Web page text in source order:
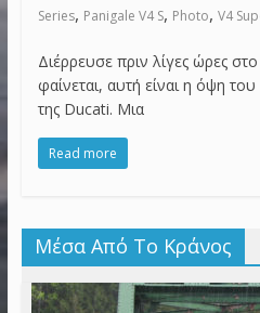
Series, Panigale V4 S, Photo, V4
Διέρρευσε πριν λίγες ώρες
φαίνεται, αυτή είναι η όψη
της Ducati. Μια
Read more
Μέσα Από Το Κράνος